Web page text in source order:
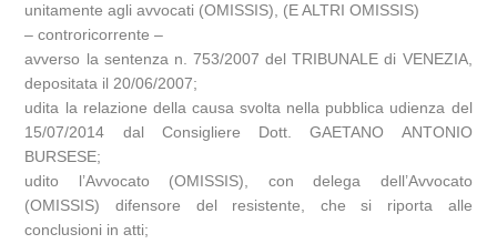
unitamente agli avvocati (OMISSIS), (E ALTRI OMISSIS)
– controricorrente –
avverso la sentenza n. 753/2007 del TRIBUNALE di VENEZIA,
depositata il 20/06/2007;
udita la relazione della causa svolta nella pubblica udienza del
15/07/2014 dal Consigliere Dott. GAETANO ANTONIO
BURSESE;
udito l’Avvocato (OMISSIS), con delega dell’Avvocato
(OMISSIS) difensore del resistente, che si riporta alle
conclusioni in atti;